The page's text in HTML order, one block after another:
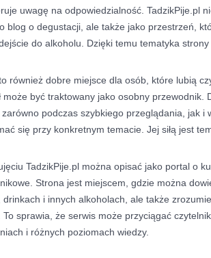
uwagę na odpowiedzialność. TadzikPije.pl
blog o degustacji, ale także jako przestrzeń,
do alkoholu. Dzięki temu tematyka strony
również dobre miejsce dla osób, które lubią
może być traktowany jako osobny przewodnik.
podczas szybkiego przeglądania, jak i
się przy konkretnym temacie. Jej siłą jest
TadzikPije.pl można opisać jako portal o
Strona jest miejscem, gdzie można
drinkach i innych alkoholach, ale także
sprawia, że serwis może przyciągać
i różnych poziomach wiedzy.